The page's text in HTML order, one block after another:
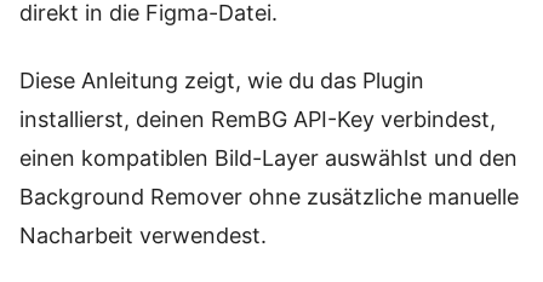
direkt in die Figma-Datei.
Diese Anleitung zeigt, wie du das Plugin
installierst, deinen RemBG API-Key verbindest,
einen kompatiblen Bild-Layer auswählst und den
Background Remover ohne zusätzliche manuelle
Nacharbeit verwendest.